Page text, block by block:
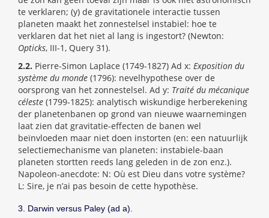
te verklaren; (y) de gravitationele interactie tussen
planeten maakt het zonnestelsel instabiel: hoe te
verklaren dat het niet al lang is ingestort? (Newton:
Opticks, III-1, Query 31).
2.2. Pierre-Simon Laplace (1749-1827) Ad x: Exposition du
système du monde (1796): nevelhypothese over de
oorsprong van het zonnestelsel. Ad y: Traité du mécanique
céleste (1799-1825): analytisch wiskundige herberekening
der planetenbanen op grond van nieuwe waarnemingen
laat zien dat gravitatie-effecten de banen wel
beïnvloeden maar niet doen instorten (en: een natuurlijk
selectiemechanisme van planeten: instabiele-baan
planeten stortten reeds lang geleden in de zon enz.).
Napoleon-anecdote: N: Où est Dieu dans votre système?
L: Sire, je n’ai pas besoin de cette hypothèse.
3. Darwin versus Paley (ad a).